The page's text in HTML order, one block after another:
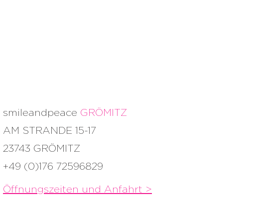
smileandpeace GRÖMITZ
AM STRANDE 15-17
23743 GRÖMITZ
+49 (0)176 72596829
Öffnungszeiten und Anfahrt >